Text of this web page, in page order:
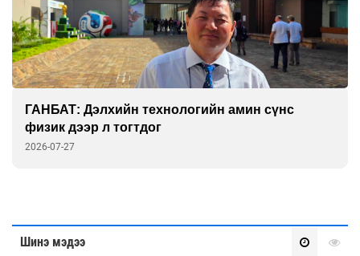
ГАНБАТ: Дэлхийн технологийн амин сүнс
физик дээр л тогтдог
2026-07-27
Шинэ мэдээ